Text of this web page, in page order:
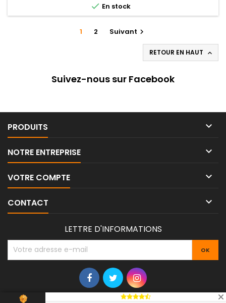
 En stock
1 2 Suivant 
RETOUR EN HAUT 
Suivez-nous sur Facebook
PRODUITS 
NOTRE ENTREPRISE 
VOTRE COMPTE 
CONTACT 
LETTRE D'INFORMATIONS